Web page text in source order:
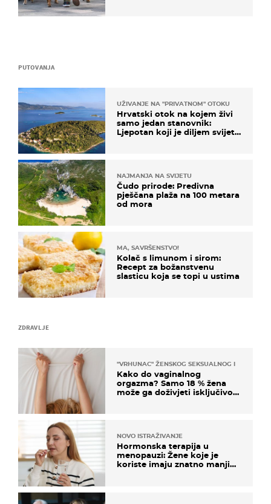
ZDRAVLJE
"VRHUNAC" ŽENSKOG SEKSUALNOG ISKUSTVA
Kako do vaginalnog
orgazma? Samo 18 % žena
može ga doživjeti isključivo
NOVO ISTRAŽIVANJE
Hormonska terapija u
menopauzi: Žene koje je
koriste imaju znatno manji
PUTOVANJA
UŽIVANJE NA "PRIVATNOM" OTOKU
Hrvatski otok na kojem živi
samo jedan stanovnik:
Ljepotan koji je diljem svijeta
NAJMANJA NA SVIJETU
Čudo prirode: Predivna
pješčana plaža na 100 metara
od mora
MA, SAVRŠENSTVO!
Kolač s limunom i sirom:
Recept za božanstvenu
slasticu koja se topi u ustima